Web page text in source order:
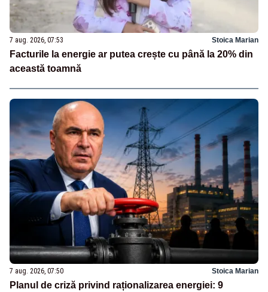
7 aug. 2026, 07:53 Stoica Marian
Facturile la energie ar putea crește cu până la 20% din
această toamnă
7 aug. 2026, 07:50 Stoica Marian
Planul de criză privind raționalizarea energiei: 9